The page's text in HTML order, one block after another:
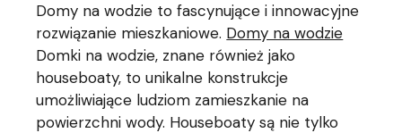
Domy na wodzie to fascynujące i innowacyjne
rozwiązanie mieszkaniowe. Domy na wodzie
Domki na wodzie, znane również jako
houseboaty, to unikalne konstrukcje
umożliwiające ludziom zamieszkanie na
powierzchni wody. Houseboaty są nie tylko